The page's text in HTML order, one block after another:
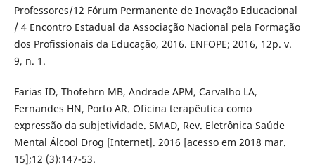
Professores/12 Fórum Permanente de Inovação Educacional
/ 4 Encontro Estadual da Associação Nacional pela Formação
dos Profissionais da Educação, 2016. ENFOPE; 2016, 12p. v.
9, n. 1.
Farias ID, Thofehrn MB, Andrade APM, Carvalho LA,
Fernandes HN, Porto AR. Oficina terapêutica como
expressão da subjetividade. SMAD, Rev. Eletrônica Saúde
Mental Álcool Drog [Internet]. 2016 [acesso em 2018 mar.
15];12 (3):147-53.